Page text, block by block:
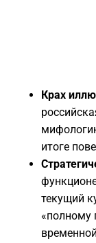
Крах
итоге
текущий
«полному